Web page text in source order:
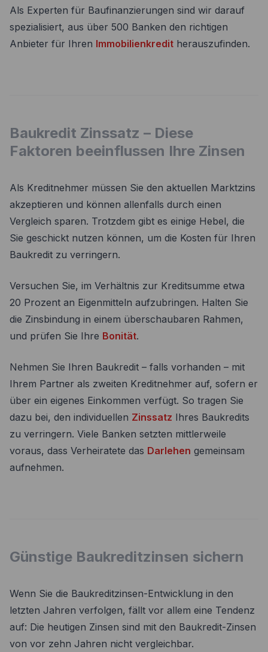
Als Experten für Baufinanzierungen sind wir darauf
spezialisiert, aus über 500 Banken den richtigen
Anbieter für Ihren Immobilienkredit herauszufinden.
Baukredit Zinssatz – Diese
Faktoren beeinflussen Ihre Zinsen
Als Kreditnehmer müssen Sie den aktuellen Marktzins
akzeptieren und können allenfalls durch einen
Vergleich sparen. Trotzdem gibt es einige Hebel, die
Sie geschickt nutzen können, um die Kosten für Ihren
Baukredit zu verringern.
Versuchen Sie, im Verhältnis zur Kreditsumme etwa
20 Prozent an Eigenmitteln aufzubringen. Halten Sie
die Zinsbindung in einem überschaubaren Rahmen,
und prüfen Sie Ihre Bonität.
Nehmen Sie Ihren Baukredit – falls vorhanden – mit
Ihrem Partner als zweiten Kreditnehmer auf, sofern er
über ein eigenes Einkommen verfügt. So tragen Sie
dazu bei, den individuellen Zinssatz Ihres Baukredits
zu verringern. Viele Banken setzten mittlerweile
voraus, dass Verheiratete das Darlehen gemeinsam
aufnehmen.
Günstige Baukreditzinsen sichern
Wenn Sie die Baukreditzinsen-Entwicklung in den
letzten Jahren verfolgen, fällt vor allem eine Tendenz
auf: Die heutigen Zinsen sind mit den Baukredit-Zinsen
von vor zehn Jahren nicht vergleichbar.